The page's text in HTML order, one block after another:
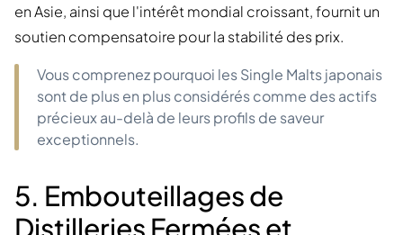
en Asie, ainsi que l'intérêt mondial croissant, fournit un
soutien compensatoire pour la stabilité des prix.
Vous comprenez pourquoi les Single Malts japonais
sont de plus en plus considérés comme des actifs
précieux au-delà de leurs profils de saveur
exceptionnels.
5. Embouteillages de
Distilleries Fermées et